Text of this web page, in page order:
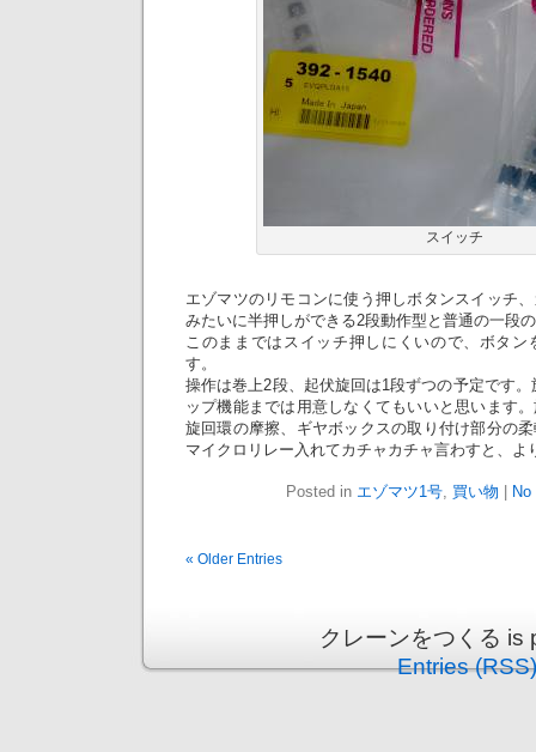
スイッチ
エゾマツのリモコンに使う押しボタンスイッチ
みたいに半押しができる2段動作型と普通の一段
このままではスイッチ押しにくいので、ボタン
す。
操作は巻上2段、起伏旋回は1段ずつの予定です
ップ機能までは用意しなくてもいいと思います
旋回環の摩擦、ギヤボックスの取り付け部分の
マイクロリレー入れてカチャカチャ言わすと、よ
Posted in エゾマツ1号, 買い物
« Older Entries
クレーンをつくる
Entries (RSS)